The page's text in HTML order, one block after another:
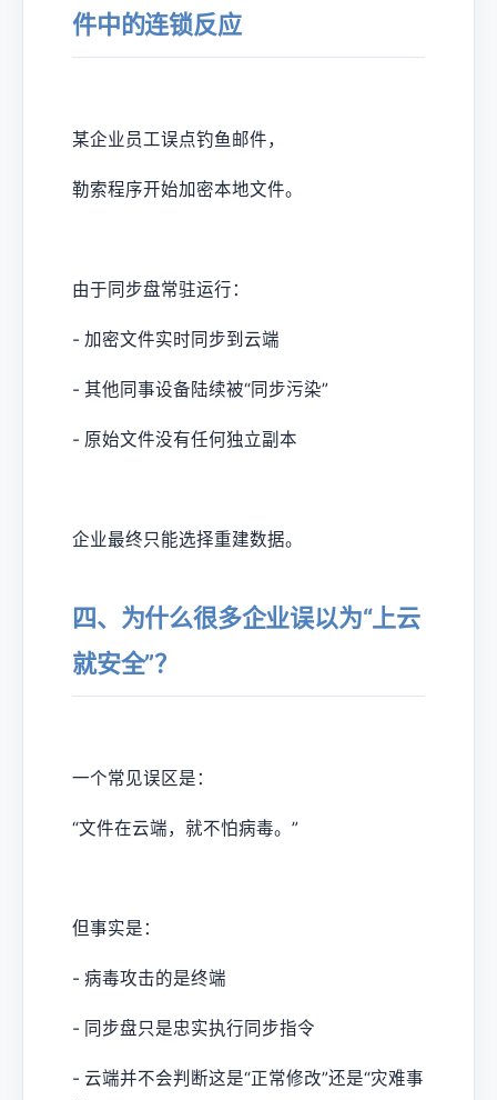
件中的连锁反应
某企业员工误点钓鱼邮件，
勒索程序开始加密本地文件。
由于同步盘常驻运行：
- 加密文件实时同步到云端
- 其他同事设备陆续被“同步污染”
- 原始文件没有任何独立副本
企业最终只能选择重建数据。
四、为什么很多企业误以为“上云
就安全”？
一个常见误区是：
“文件在云端，就不怕病毒。”
但事实是：
- 病毒攻击的是终端
- 同步盘只是忠实执行同步指令
- 云端并不会判断这是“正常修改”还是“灾难事